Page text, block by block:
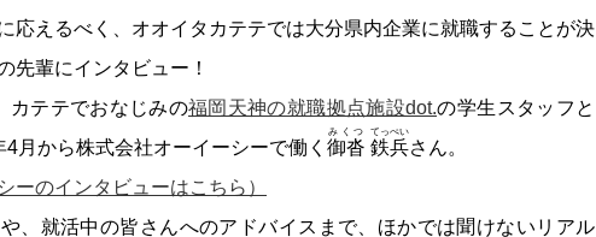
応えるべく、オオイタカテテでは大分県内企業に就職することが決
先輩にインタビュー！
カテテでおなじみの福岡天神の就職拠点施設dot.の学生スタッフと
月から株式会社オーイーシーで働く 御沓
みくつ
鉄兵
てっぺい
さん。
ーのインタビューはこちら）
、就活中の皆さんへのアドバイスまで、ほかでは聞けないリアル